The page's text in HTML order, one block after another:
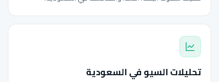
تحليلات السيو في السعودية